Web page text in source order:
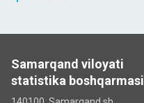
Samarqand viloyati
statistika boshqarmasi